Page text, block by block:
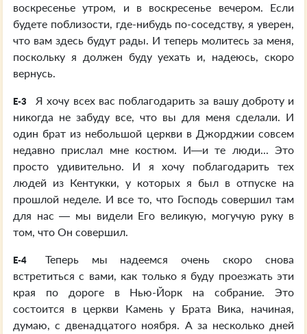
воскресенье утром, и в воскресенье вечером. Если
будете поблизости, где-нибудь по-соседству, я уверен,
что вам здесь будут рады. И теперь молитесь за меня,
поскольку я должен буду уехать и, надеюсь, скоро
вернусь.
E-3
Я хочу всех вас поблагодарить за вашу доброту и
никогда не забуду все, что вы для меня сделали. И
один брат из небольшой церкви в Джорджии совсем
недавно прислал мне костюм. И—и те люди... Это
просто удивительно. И я хочу поблагодарить тех
людей из Кентукки, у которых я был в отпуске на
прошлой неделе. И все то, что Господь совершил там
для нас — мы видели Его великую, могучую руку в
том, что Он совершил.
E-4
Теперь мы надеемся очень скоро снова
встретиться с вами, как только я буду проезжать эти
края по дороге в Нью-Йорк на собрание. Это
состоится в церкви Камень у Брата Вика, начиная,
думаю, с двенадцатого ноября. А за несколько дней